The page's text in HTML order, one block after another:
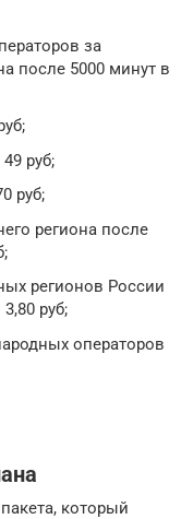
за
после 5000 минут в
руб;
руб;
региона после
регионов России
руб;
операторов
который